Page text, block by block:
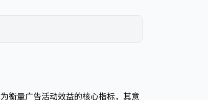
衡量广告活动效益的核心指标，其意